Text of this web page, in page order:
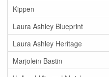
Kippen
Laura Ashley Blueprint
Laura Ashley Heritage
Marjolein Bastin